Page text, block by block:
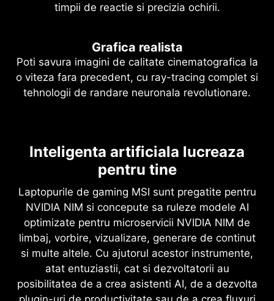
timpii de reactie si precizia ochirii.
Grafica realista
Poti savura imagini de calitate cinematografica la
o viteza fara precedent, cu ray-tracing complet si
tehnologii de randare neuronala revolutionare.
Inteligenta artificiala lucreaza
pentru tine
Laptopurile de gaming MSI sunt pregatite pentru
NVIDIA NIM si concepute sa ruleze modele AI
optimizate pentru microservicii NVIDIA NIM de
limbaj, vorbire, vizualizare, generare de continut
si multe altele. Cu ajutorul acestor instrumente,
atat entuziastii, cat si dezvoltatorii au
posibilitatea de a crea asistenti AI, de a dezvolta
Viteza suprema. Imagini de
calitate superioara. Propulsie AI.
DLSS este o suita revolutionara de tehnologii de
redare neuronala care utilizeaza inteligenta
artificiala pentru a mari numarul de cadre pe
secunda, pentru a reduce latenta si pentru a
imbunatati calitatea imaginii. ‌Cea mai recenta
evolutie, DLSS 4, introduce o noua tehnologie de
generare a cadrelor multiple, reconstructie
Ray-tracing complet cu randare
neuronala
Realism care schimba regulile
jocului
Arhitectura NVIDIA Blackwell elibereaza realismul
revolutionar al ray-tracingului complet. Poti
savura imagini de calitate cinematografica la
viteze fara precedent, gratie seriei 50 de placi
grafice GeForce RTX cu nuclee RT de generatia a